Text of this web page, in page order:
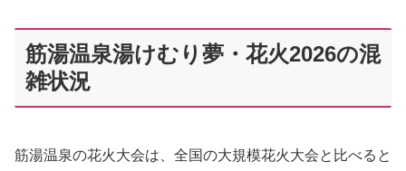
筋湯温泉湯けむり夢・花火2026の混
雑状況
筋湯温泉の花火大会は、全国の大規模花火大会と比べると